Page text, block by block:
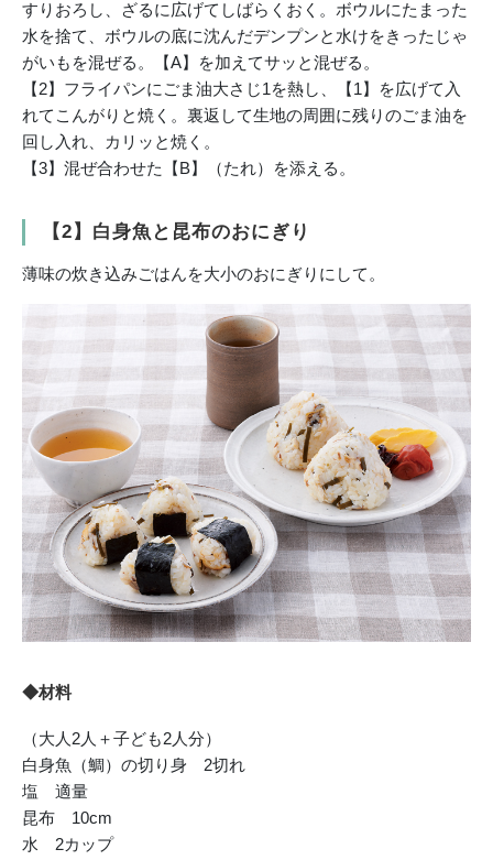
すりおろし、ざるに広げてしばらくおく。ボウルにたまった
水を捨て、ボウルの底に沈んだデンプンと水けをきったじゃ
がいもを混ぜる。【A】を加えてサッと混ぜる。
【2】フライパンにごま油大さじ1を熱し、【1】を広げて入
れてこんがりと焼く。裏返して生地の周囲に残りのごま油を
回し入れ、カリッと焼く。
【3】混ぜ合わせた【B】（たれ）を添える。
【2】白身魚と昆布のおにぎり
薄味の炊き込みごはんを大小のおにぎりにして。
◆材料
（大人2人＋子ども2人分）
白身魚（鯛）の切り身 2切れ
塩 適量
昆布 10cm
水 2カップ